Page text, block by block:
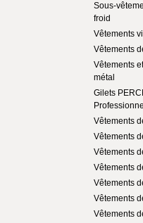
Sous-
froid
Vêtements
Vêtements
Vêtements
métal
Gilets
Vêtements
Vêtements
Vêtements
Vêtements
Vêtements
Vêtements
Vêtements